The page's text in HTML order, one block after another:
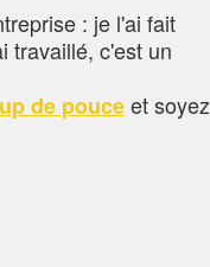
: je l'ai fait
travaillé, c'est un
de pouceet soyez